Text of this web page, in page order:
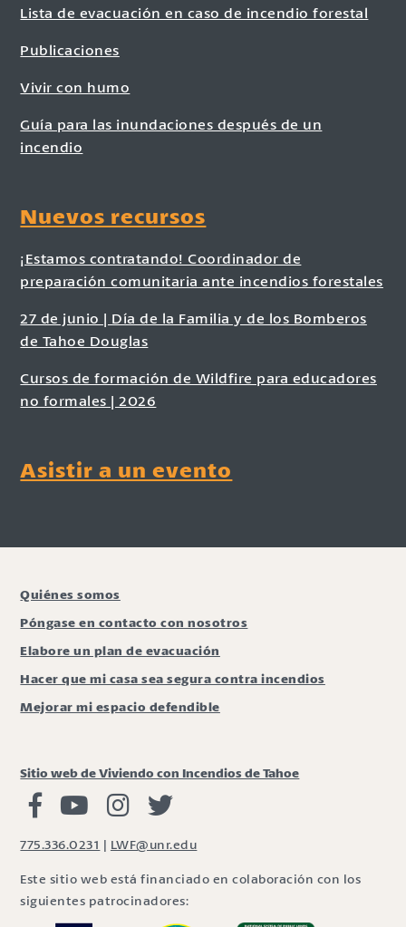
Lista de evacuación en caso de incendio forestal
Publicaciones
Vivir con humo
Guía para las inundaciones después de un
incendio
Nuevos recursos
¡Estamos contratando! Coordinador de
preparación comunitaria ante incendios forestales
27 de junio | Día de la Familia y de los Bomberos
de Tahoe Douglas
Cursos de formación de Wildfire para educadores
no formales | 2026
Asistir a un evento
Quiénes somos
Póngase en contacto con nosotros
Elabore un plan de evacuación
Hacer que mi casa sea segura contra incendios
Mejorar mi espacio defendible
Sitio web de Viviendo con Incendios de Tahoe
Viviendo con Incendios Facebook
Vivir con fuego Youtube
Vivir con fuego Instagram
775.336.0231 | LWF@unr.edu
Este sitio web está financiado en colaboración con los
siguientes patrocinadores: